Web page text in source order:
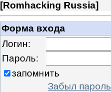
[Romhacking Russia]
Форма входа
Логин:
Пароль:
запомнить
Забыл пароль